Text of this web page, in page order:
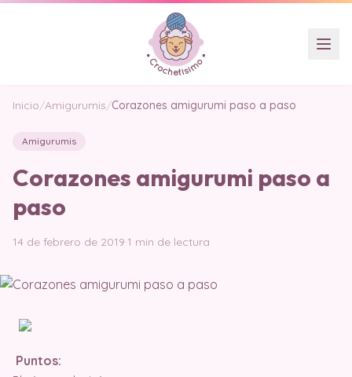
Inicio/Amigurumis/Corazones amigurumi paso a paso
Amigurumis
Corazones amigurumi paso a
paso
14 de febrero de 2019·1 min de lectura
Puntos: